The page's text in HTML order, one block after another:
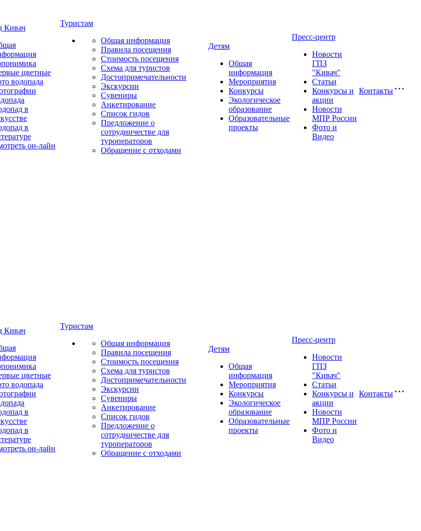
Кивач
цветные
водопада
в
в
он-лайн
Туристам
Общая информация
Правила посещения
Стоимость посещения
Схема для туристов
Достопримечательности
Экскурсии
Сувениры
Анкетирование
Список гидов
Предложение о
сотрудничестве для
туроператоров
Обращение с отходами
Детям
Общая
информация
Мероприятия
Конкурсы
Экологическое
образование
Образовательные
проекты
Пресс-центр
Новости
ГПЗ
"Кивач"
Статьи
Конкурсы и
акции
Новости
МПР России
Фото и
Видео
Контакты
Кивач
цветные
водопада
в
в
он-лайн
Туристам
Общая информация
Правила посещения
Стоимость посещения
Схема для туристов
Достопримечательности
Экскурсии
Сувениры
Анкетирование
Список гидов
Предложение о
сотрудничестве для
туроператоров
Обращение с отходами
Детям
Общая
информация
Мероприятия
Конкурсы
Экологическое
образование
Образовательные
проекты
Пресс-центр
Новости
ГПЗ
"Кивач"
Статьи
Конкурсы и
акции
Новости
МПР России
Фото и
Видео
Контакты